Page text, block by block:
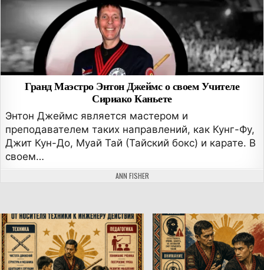
Гранд Маэстро Энтон Джеймс о своем Учителе
Сириако Каньете
Энтон Джеймс является мастером и
преподавателем таких направлений, как Кунг-Фу,
Джит Кун-До, Муай Тай (Тайский бокс) и карате. В
своем…
АВТОР:
ANN FISHER